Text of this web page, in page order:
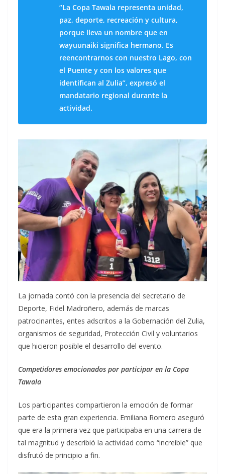
“La Copa Tawala representa unidad,
paz, deporte, recreación y cultura,
porque lleva un nombre que en
wayuunaiki significa hermano. Es
reencontrarnos con nuestro Lago, con
el Puente y con los valores que
identifican al Zulia”, expresó el
mandatario regional durante la
actividad.
La jornada contó con la presencia del secretario de
Deporte, Fidel Madroñero, además de marcas
patrocinantes, entes adscritos a la Gobernación del Zulia,
organismos de seguridad, Protección Civil y voluntarios
que hicieron posible el desarrollo del evento.
Competidores emocionados por participar en la Copa
Tawala
Los participantes compartieron la emoción de formar
parte de esta gran experiencia. Emiliana Romero aseguró
que era la primera vez que participaba en una carrera de
tal magnitud y describió la actividad como “increíble” que
disfrutó de principio a fin.